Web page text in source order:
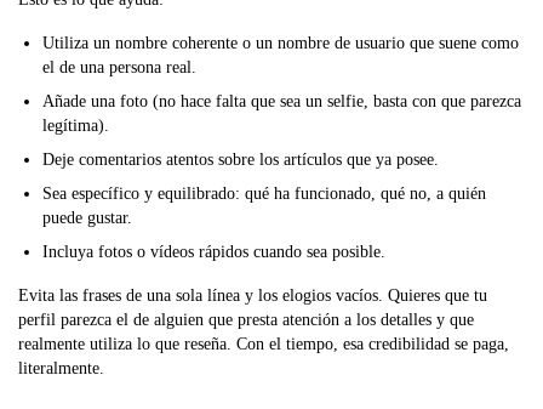
Utiliza un nombre coherente o un nombre de usuario que suene como
el de una persona real.
Añade una foto (no hace falta que sea un selfie, basta con que parezca
legítima).
Deje comentarios atentos sobre los artículos que ya posee.
Sea específico y equilibrado: qué ha funcionado, qué no, a quién
puede gustar.
Incluya fotos o vídeos rápidos cuando sea posible.
Evita las frases de una sola línea y los elogios vacíos. Quieres que tu
perfil parezca el de alguien que presta atención a los detalles y que
realmente utiliza lo que reseña. Con el tiempo, esa credibilidad se paga,
literalmente.